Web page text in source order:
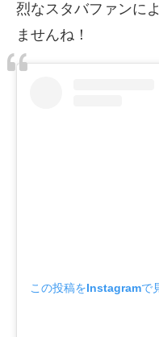
烈なスタバファンに
ませんね！
この投稿をInstagramで